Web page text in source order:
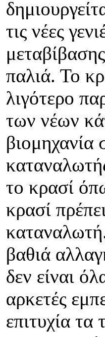
τις νέες
παλιά. Το
λιγότερο
των νέων
βιομηχανία
το κρασί
κρασί
βαθιά
δεν είναι
αρκετές
επιτυχία τα